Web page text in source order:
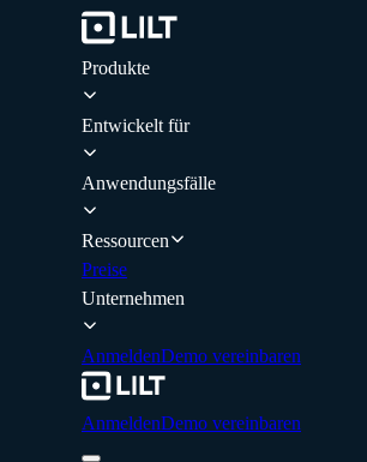
Produkte
Entwickelt für
Anwendungsfälle
Ressourcen
Preise
Unternehmen
AnmeldenDemo vereinbaren
AnmeldenDemo vereinbaren